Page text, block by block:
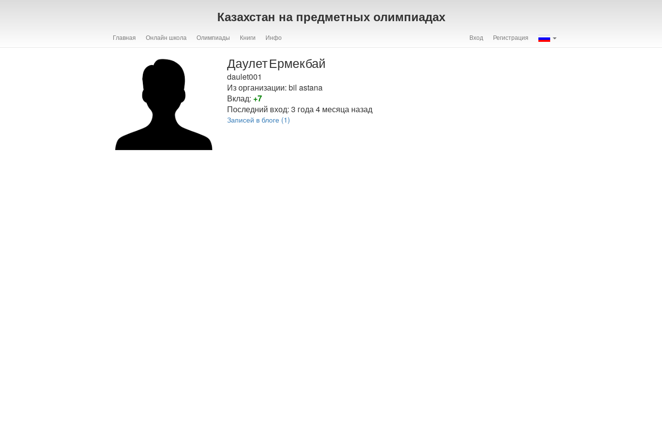
Казахстан на предметных олимпиадах
Главная Онлайн школа Олимпиады Книги Инфо Вход Регистрация
ДаулетЕрмекбай
daulet001
Из организации: bil astana
Вклад: +7
Последний вход: 3 года 4 месяца назад
Записей в блоге (1)